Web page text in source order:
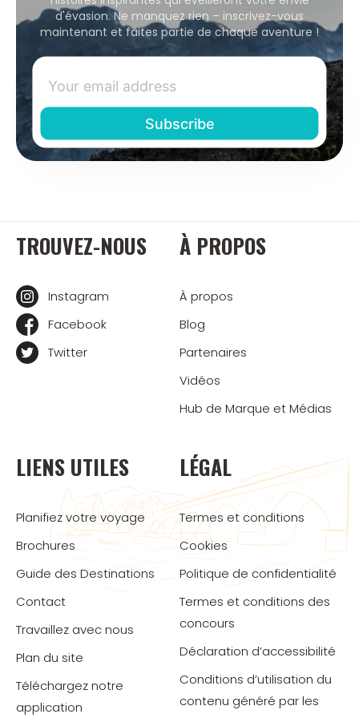
d'évasion. Ne manquez rien – inscrivez-vous
maintenant et faites partie de chaque aventure !
TROUVEZ-NOUS
Instagram
Facebook
Twitter
À PROPOS
À propos
Blog
Partenaires
Vidéos
Hub de Marque et Médias
LIENS UTILES
Planifiez votre voyage
Brochures
Guide des Destinations
Contact
Travaillez avec nous
Plan du site
Téléchargez notre
application
LÉGAL
Termes et conditions
Cookies
Politique de confidentialité
Termes et conditions des
concours
Déclaration d’accessibilité
Conditions d’utilisation du
contenu généré par les